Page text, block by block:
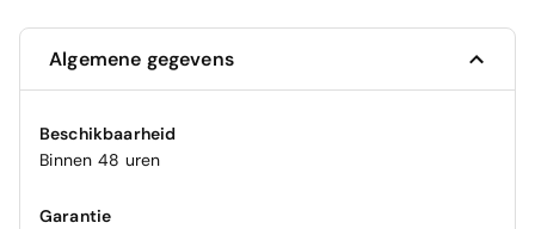
Algemene gegevens
Beschikbaarheid
Binnen 48 uren
Garantie